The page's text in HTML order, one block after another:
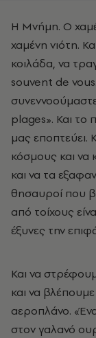
Η Μνήμη. Ο
χαμένη νιότη.
κοιλάδα, να
souvent de
plages». Και το
μας εποπτεύει.
κόσμους και να
και να τα
θησαυροί που
από τοίχους
έξυνες την
Και να
και να
αεροπλάνο.
στον γαλανό